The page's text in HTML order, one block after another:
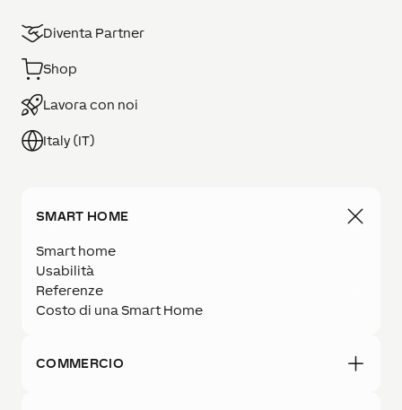
Diventa Partner
Shop
Lavora con noi
Italy (IT)
SMART HOME
Smart home
Usabilità
Referenze
Costo di una Smart Home
COMMERCIO